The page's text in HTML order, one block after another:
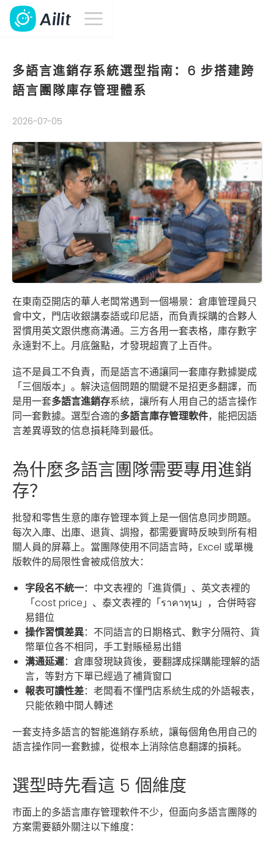
多語言進銷存系統選型指南：6 步搭建跨
語言團隊庫存管理體系
2026-07-05
在東南亞開店的華人老闆常遇到一個場景：倉庫管理員只
會中文，門店收銀講泰語或印尼語，而負責採購的合夥人
習慣用英文跟供應商溝通。三方各用一套表格，庫存數字
永遠對不上。月底盤點，才發現超賣了上百件。
這不是員工不負責，而是語言不通讓同一套庫存數據變成
「三個版本」。解決這個問題的關鍵不是招更多翻譯，而
是用一套多語言進銷存系統，讓所有人用自己的語言操作
同一套數據。選型合適的多語言庫存管理軟件，能把因語
言差異導致的信息損耗降到最低。
為什麼多語言團隊需要專用進銷
存？
批發和零售生意的庫存管理本質上是一個信息同步問題。
每次入庫、出庫、退貨、調撥，都需要實時反映到所有相
關人員的屏幕上。當團隊使用不同語言時，Excel 或單機
版軟件的局限性會被成倍放大：
字段名不統一：中文表裡的「進貨價」、英文表裡的
「cost price」、泰文表裡的「ราคาทุน」，合併時容
易錯位
操作習慣差異：不同語言的日期格式、數字分隔符、貨
幣單位各不相同，手工對賬極易出錯
溝通延遲：倉庫發現缺貨後，要翻譯成採購能理解的語
言，等對方下單已經過了補貨窗口
報表可讀性差：老闆看不懂門店系統生成的外語報表，
只能依賴中間人轉述
一套支持多語言的智能進銷存系統，讓每個角色用自己的
語言操作同一套數據，從根本上消除信息翻譯的損耗。
選型時先看這 5 個維度
市面上的多語言庫存管理軟件不少，但面向多語言團隊的
方案需要額外關注以下維度：